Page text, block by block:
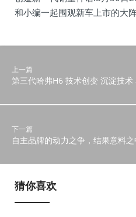
和小编一起围观新车上市的大
上一篇
第三代哈弗H6 技术创变 沉淀技术
下一篇
自主品牌的动力之争，结果意料之
猜你喜欢